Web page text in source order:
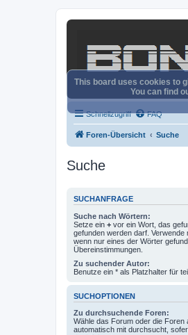
Schnellzugriff FAQ
Foren-Übersicht Suche
Suche
SUCHANFRAGE
Suche nach Wörtern:
Setze ein + vor ein Wort, das
gefunden werden darf.
wenn nur eines der Wörter
Übereinstimmungen.
Zu suchender Autor:
Benutze ein * als Platzhalter für
SUCHOPTIONEN
Zu durchsuchende Foren:
Wähle das Forum oder die
automatisch mit durchsucht,
This board uses cookies to
You can find